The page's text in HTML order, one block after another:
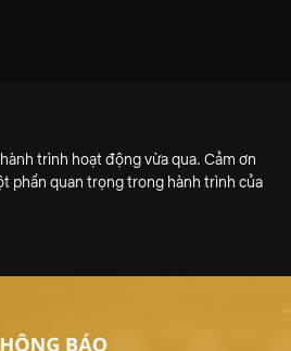
trình hoạt động vừa qua. Cảm ơn
phần quan trọng trong hành trình của